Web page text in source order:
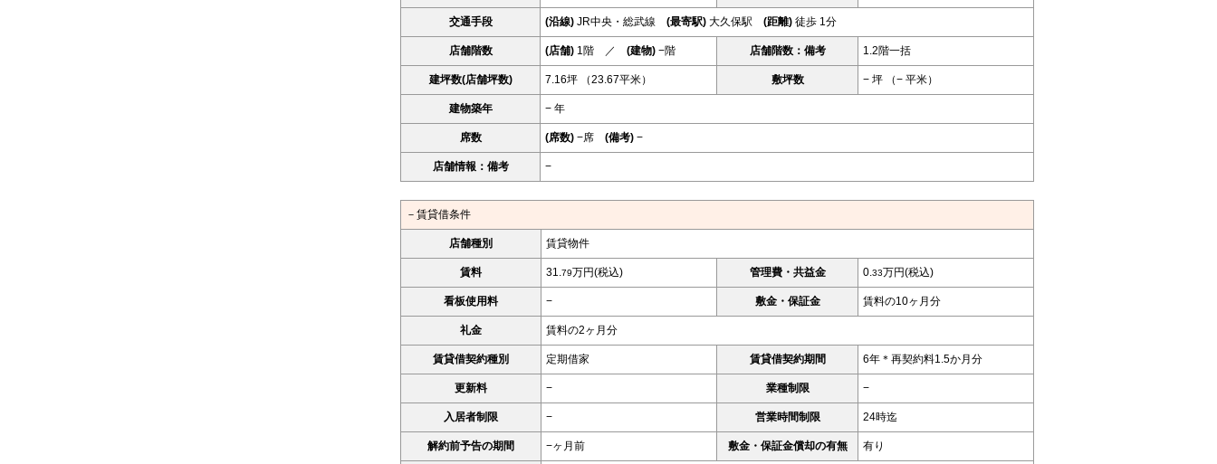
交通手段 (沿線) JR中央・総武線 (最寄駅) 大久保駅 (距離) 徒歩 1分
店舗階数 (店舗) 1階 ／ (建物) −階 店舗階数：備考 1.2階一括
建坪数(店舗坪数) 7.16坪 （23.67平米） 敷坪数 − 坪 （− 平米）
建物築年 − 年
席数 (席数) −席 (備考) −
店舗情報：備考 −
－賃貸借条件
店舗種別 賃貸物件
賃料 31. 79万円(税込) 管理費・共益金 0. 33万円(税込)
看板使用料 − 敷金・保証金 賃料の10ヶ月分
礼金 賃料の2ヶ月分
賃貸借契約種別 定期借家 賃貸借契約期間 6年＊再契約料1.5か月分
更新料 − 業種制限 −
入居者制限 − 営業時間制限 24時迄
解約前予告の期間 −ヶ月前 敷金・保証金償却の有無 有り